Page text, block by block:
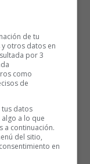
de la
norte
de tu
otros datos en
por 3
como
de
datos
a lo que
a continuación.
del sitio,
en